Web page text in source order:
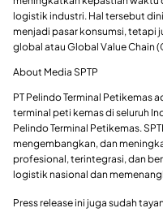
logistik industri. Hal tersebut
menjadi pasar konsumsi, tetapi
global atau Global Value Chain
About Media SPTP
PT Pelindo Terminal Petikemas
terminal peti kemas di seluruh
Pelindo Terminal Petikemas.
mengembangkan, dan
profesional, terintegrasi, dan
logistik nasional dan
Press release ini juga sudah